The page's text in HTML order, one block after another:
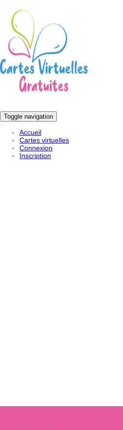
Toggle navigation
Accueil
Cartes virtuelles
Connexion
Inscription